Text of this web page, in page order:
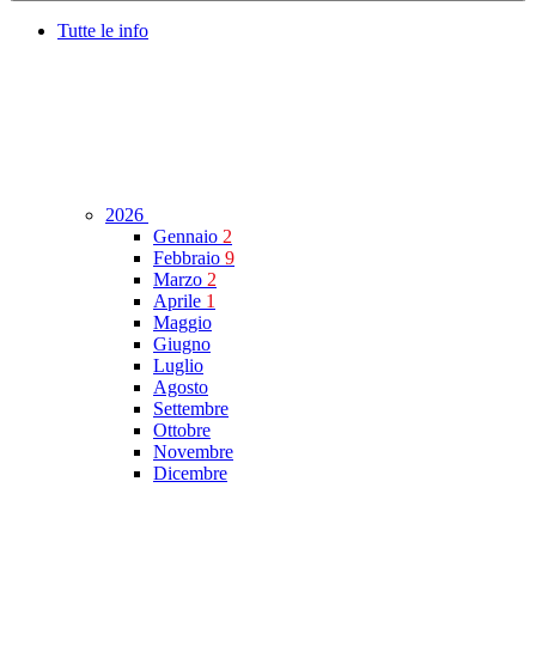
Tutte le info
2026
Gennaio 2
Febbraio 9
Marzo 2
Aprile 1
Maggio
Giugno
Luglio
Agosto
Settembre
Ottobre
Novembre
Dicembre